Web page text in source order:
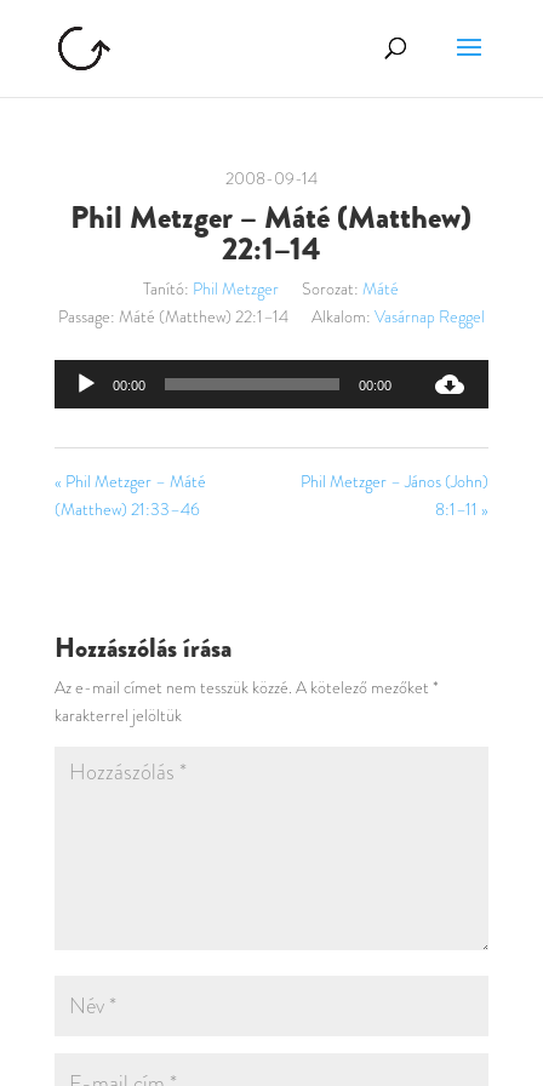
2008-09-14
Phil Metzger – Máté (Matthew)
22:1–14
Tanító: Phil Metzger Sorozat: Máté
Passage: Máté (Matthew) 22:1–14 Alkalom: Vasárnap Reggel
Audió
00:00 00:00
« Phil Metzger – Máté
(Matthew) 21:33–46
Phil Metzger – János (John)
8:1–11 »
Hozzászólás írása
Az e-mail címet nem tesszük közzé. A kötelező mezőket *
karakterrel jelöltük